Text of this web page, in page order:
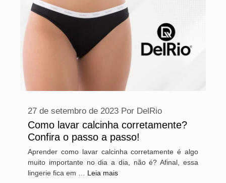
Como lavar calcinha corretamente?
Confira o passo a passo!
27 de setembro de 2023 Por DelRio
Aprender como lavar calcinha corretamente é algo
muito importante no dia a dia, não é? Afinal, essa
lingerie fica em …
Leia mais